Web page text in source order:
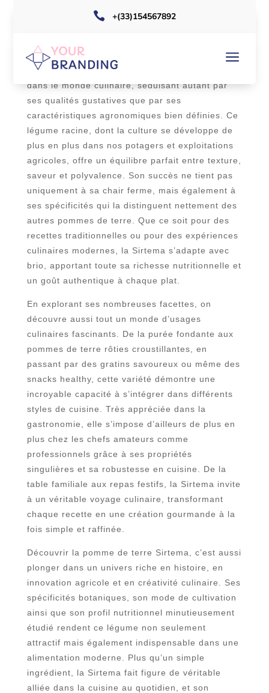
 +(33)154567892
a
Lapomme de terre Sirtema
aujourd’hui comme une variété incontournable
dans le monde culinaire, séduisant autant par
ses qualités gustatives que par ses
caractéristiques agronomiques bien définies. Ce
légume racine, dont la culture se développe de
plus en plus dans nos potagers et exploitations
agricoles, offre un équilibre parfait entre texture,
saveur et polyvalence. Son succès ne tient pas
uniquement à sa chair ferme, mais également à
ses spécificités qui la distinguent nettement des
autres pommes de terre. Que ce soit pour des
recettes traditionnelles ou pour des expériences
culinaires modernes, la Sirtema s’adapte avec
brio, apportant toute sa richesse nutritionnelle et
un goût authentique à chaque plat.
En explorant ses nombreuses facettes, on
découvre aussi tout un monde d’usages
culinaires fascinants. De la purée fondante aux
pommes de terre rôties croustillantes, en
passant par des gratins savoureux ou même des
snacks healthy, cette variété démontre une
incroyable capacité à s’intégrer dans différents
styles de cuisine. Très appréciée dans la
gastronomie, elle s’impose d’ailleurs de plus en
plus chez les chefs amateurs comme
professionnels grâce à ses propriétés
singulières et sa robustesse en cuisine. De la
table familiale aux repas festifs, la Sirtema invite
à un véritable voyage culinaire, transformant
chaque recette en une création gourmande à la
fois simple et raffinée.
Découvrir la pomme de terre Sirtema, c’est aussi
plonger dans un univers riche en histoire, en
innovation agricole et en créativité culinaire. Ses
spécificités botaniques, son mode de cultivation
ainsi que son profil nutritionnel minutieusement
étudié rendent ce légume non seulement
attractif mais également indispensable dans une
alimentation moderne. Plus qu’un simple
ingrédient, la Sirtema fait figure de véritable
alliée dans la cuisine au quotidien, et son